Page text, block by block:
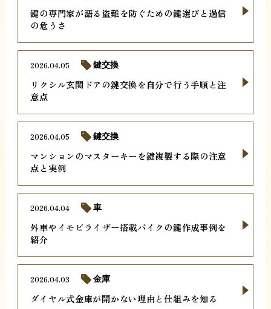
鍵の専門家が語る盗難を防ぐための鍵選びと過信
の危うさ
リクシル玄関ドアの鍵交換を自分で行う手順と注
意点
2026.04.05 鍵交換
マンションのマスターキーを鍵複製する際の注意
点と実例
2026.04.05 鍵交換
外車やイモビライザー搭載バイクの鍵作成事例を
紹介
2026.04.04 車
ダイヤル式金庫が開かない理由と仕組みを知る
2026.04.03 金庫